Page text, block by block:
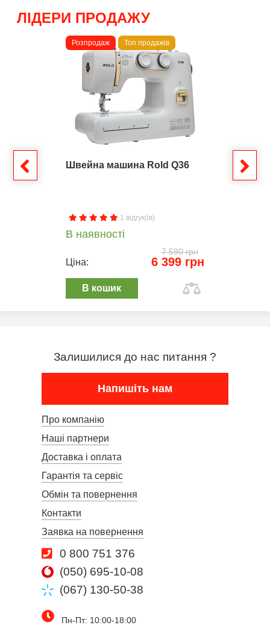
ЛІДЕРИ ПРОДАЖУ
Розпродаж Топ продажів
Швейна машина Rold Q36
1 відгук(ів)
В наявності
7 590 грн
Ціна: 6 399 грн
В кошик
Залишилися до нас питання ?
Напишіть нам
Про компанію
Наші партнери
Доставка і оплата
Гарантія та сервіс
Обмін та повернення
Контакти
Заявка на повернення
0 800 751 376
(050) 695-10-08
(067) 130-50-38
Пн-Пт: 10:00-18:00